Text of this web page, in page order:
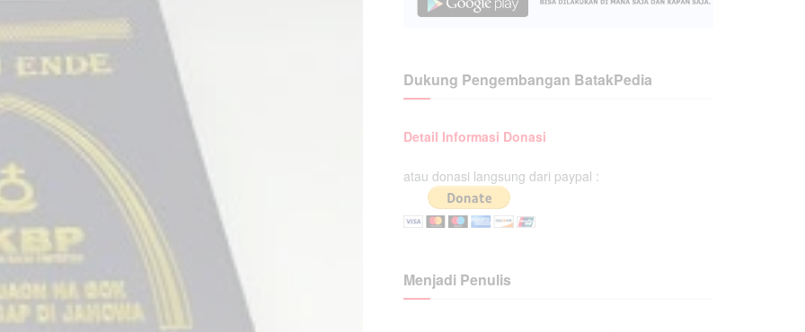
Dukung Pengembangan BatakPedia
Detail Informasi Donasi
atau donasi langsung dari paypal :
Menjadi Penulis